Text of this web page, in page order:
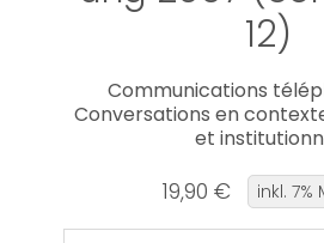
12)
Communications
Conversations en
et
19,90 € inkl. 7%